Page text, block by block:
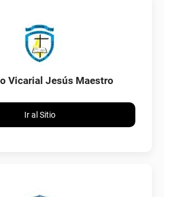
Vicarial Jesús Maestro
Ir al Sitio